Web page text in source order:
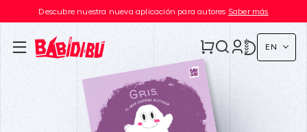
Descubre nuestra nueva aplicación para autores Saber más
EN